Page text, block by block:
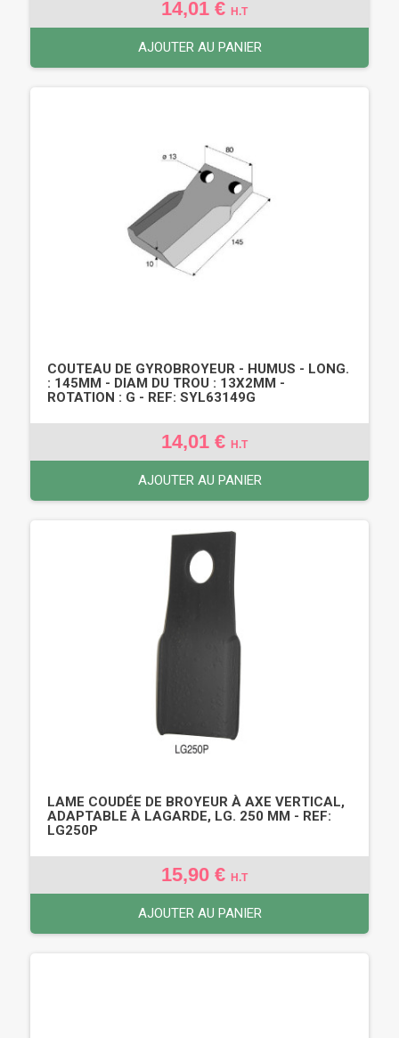
14,01 € H.T
AJOUTER AU PANIER
COUTEAU DE GYROBROYEUR - HUMUS - LONG.
: 145MM - DIAM DU TROU : 13X2MM -
ROTATION : G - REF: SYL63149G
14,01 € H.T
AJOUTER AU PANIER
LAME COUDÉE DE BROYEUR À AXE VERTICAL,
ADAPTABLE À LAGARDE, LG. 250 MM - REF:
LG250P
15,90 € H.T
AJOUTER AU PANIER